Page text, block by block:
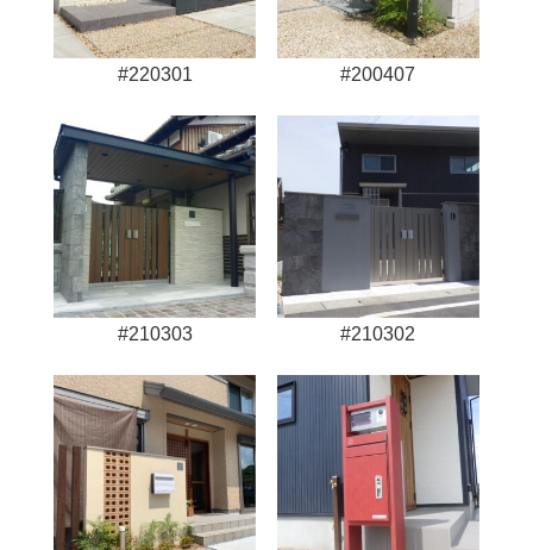
#220301 #200407
#210303 #210302